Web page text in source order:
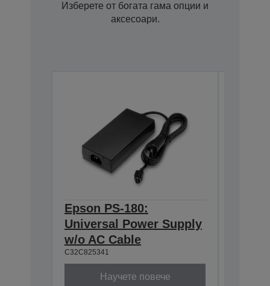
Изберете от богата гама опции и
аксесоари.
Epson PS-180:
Universal Power Supply
w/o AC Cable
C32C825341
Научете повече